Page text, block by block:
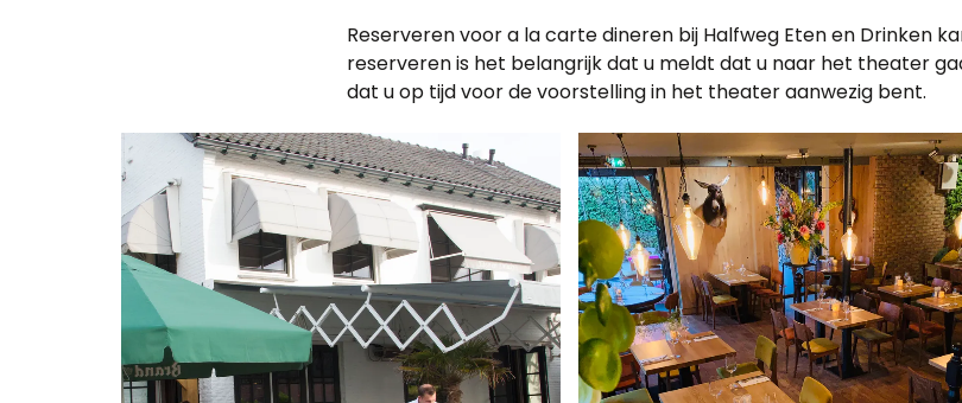
Reserveren voor a la carte dineren bij Halfweg Eten en Drinken
reserveren is het belangrijk dat u meldt dat u naar het theater
dat u op tijd voor de voorstelling in het theater aanwezig bent.